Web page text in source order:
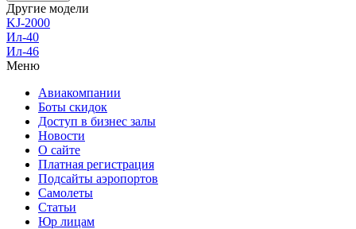
Другие модели
KJ-2000
Ил-40
Ил-46
Меню
Авиакомпании
Боты скидок
Доступ в бизнес залы
Новости
О сайте
Платная регистрация
Подсайты аэропортов
Самолеты
Статьи
Юр лицам